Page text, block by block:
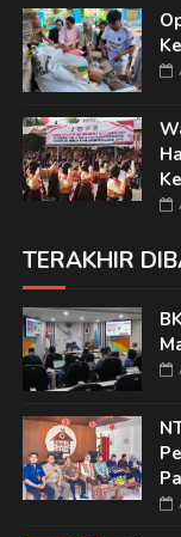
TERAKHIR